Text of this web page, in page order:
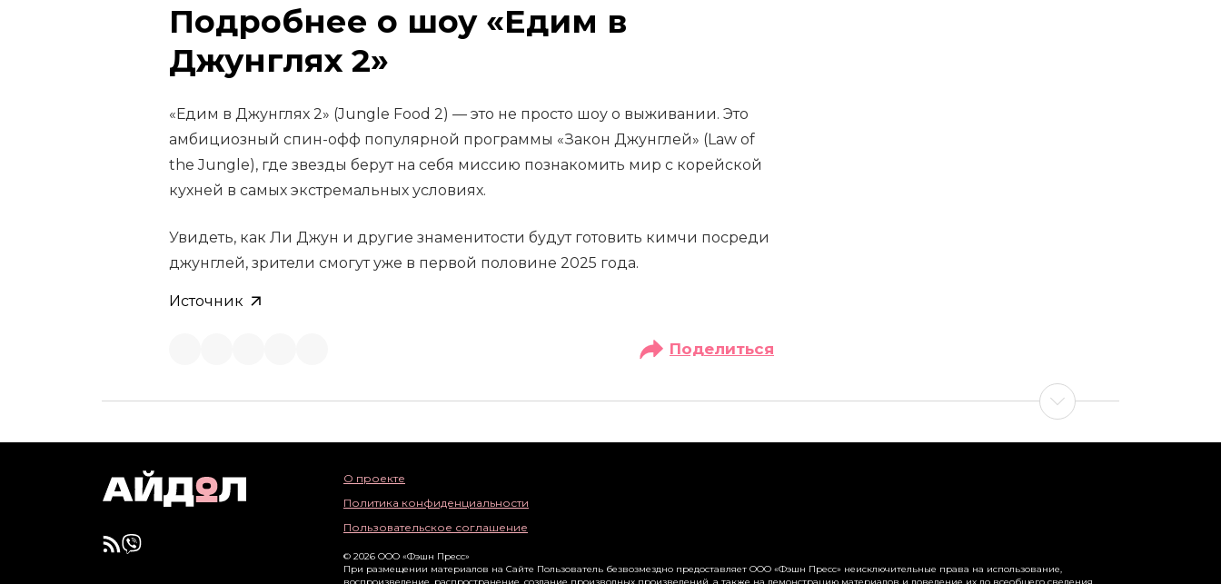
Подробнее о шоу «Едим в
Джунглях 2»
«Едим в Джунглях 2» (Jungle Food 2) — это не просто шоу о выживании. Это
амбициозный спин-офф популярной программы «Закон Джунглей» (Law of
the Jungle), где звезды берут на себя миссию познакомить мир с корейской
кухней в самых экстремальных условиях.
Увидеть, как Ли Джун и другие знаменитости будут готовить кимчи посреди
джунглей, зрители смогут уже в первой половине 2025 года.
Источник
Поделиться
О проекте
Политика конфиденциальности
Пользовательское соглашение
© 2026 ООО «Фэшн Пресс»
При размещении материалов на Сайте Пользователь безвозмездно предоставляет ООО «Фэшн Пресс» неисключительные права на использование,